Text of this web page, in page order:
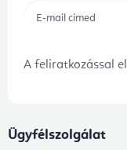
A feliratkozással
Ügyfélszolgálat